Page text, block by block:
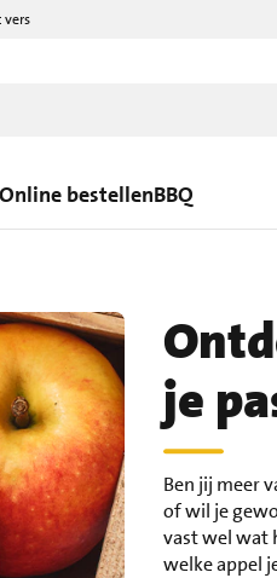
vers
Online bestellenBBQ
je
Ben jij meer
of wil je
vast wel wat
welke appel